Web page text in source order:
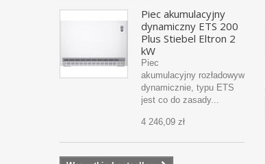
Piec akumulacyjny
dynamiczny ETS 200
Plus Stiebel Eltron 2
kW
Piec
akumulacyjny rozładowywany
dynamicznie, typu ETS
jest co do zasady...
4 246,09 zł